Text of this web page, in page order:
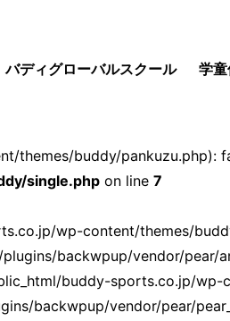
バディグローバルスクール 学
themes/buddy/pankuzu.php):
single.php on line 7
wp-content/themes/
backwpup/vendor/
buddy-sports.co.jp/
backwpup/vendor/pear/